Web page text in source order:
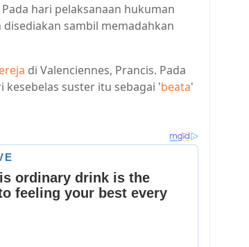
hari pelaksanaan hukuman
sambil memadahkan
di Valenciennes, Prancis. Pada
kesebelas suster itu sebagai 'beata'